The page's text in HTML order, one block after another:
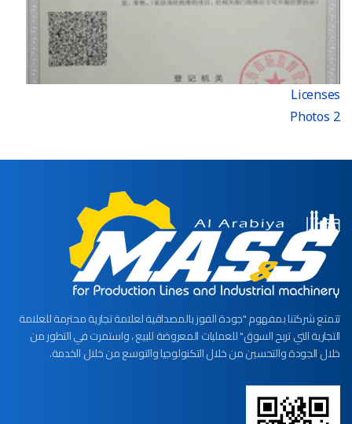
Licenses
2 Photos
تتمتع شركتنا بمفهوم "جودة الفوز بالمصداقية لعلامة تجارية محترمة للعلامة
التجارية التي تربح السوق" للعمليات المعروضة للبيع ، واستمرت في التطور من
خلال الجودة والتحسين من خلال التكنولوجيا والتوسع من خلال الخدمة.